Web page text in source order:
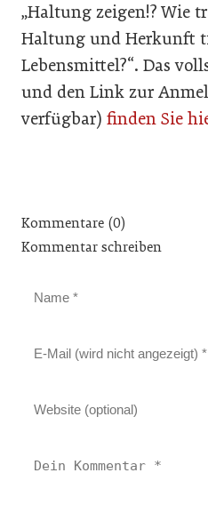
„Haltung zeigen!? Wie
Haltung und Herkunft
Lebensmittel?“. Das
und den Link zur
verfügbar) finden Sie
Kommentare (0)
Kommentar schreiben